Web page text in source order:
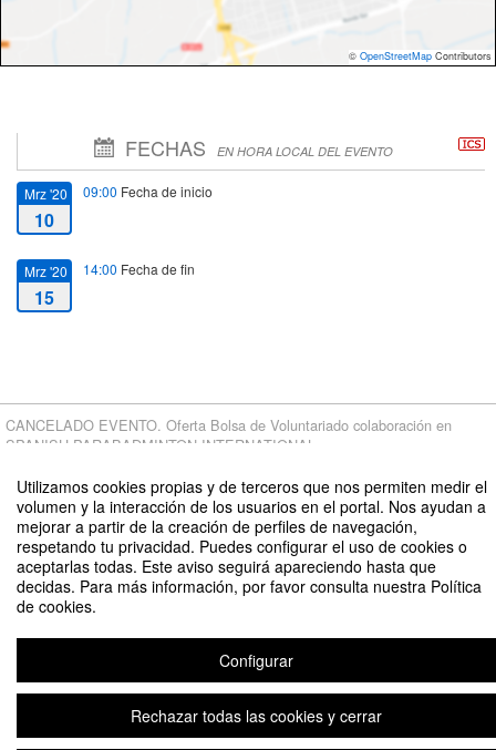
Utilizamos cookies propias y de terceros que nos permiten medir el
volumen y la interacción de los usuarios en el portal. Nos ayudan a
mejorar a partir de la creación de perfiles de navegación,
respetando tu privacidad. Puedes configurar el uso de cookies o
aceptarlas todas. Este aviso seguirá apareciendo hasta que
decidas. Para más información, por favor consulta nuestra Política
de cookies.
Configurar
Rechazar todas las cookies y cerrar
© OpenStreetMap Contributors
FECHAS EN HORA LOCAL DEL EVENTO
Mrz '20
10
09:00 Fecha de inicio
Mrz '20
15
14:00 Fecha de fin
CANCELADO EVENTO. Oferta Bolsa de Voluntariado colaboración en
SPANISH PARABADMINTON INTERNATIONAL
Cartagena
Plataforma de organización de eventos Symposium
Copyright © 2026